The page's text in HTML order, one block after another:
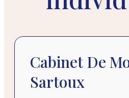
Cabinet De
Sartoux